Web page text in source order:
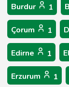
Burdur 1
Çorum 1
Edirne 1
Erzurum 1